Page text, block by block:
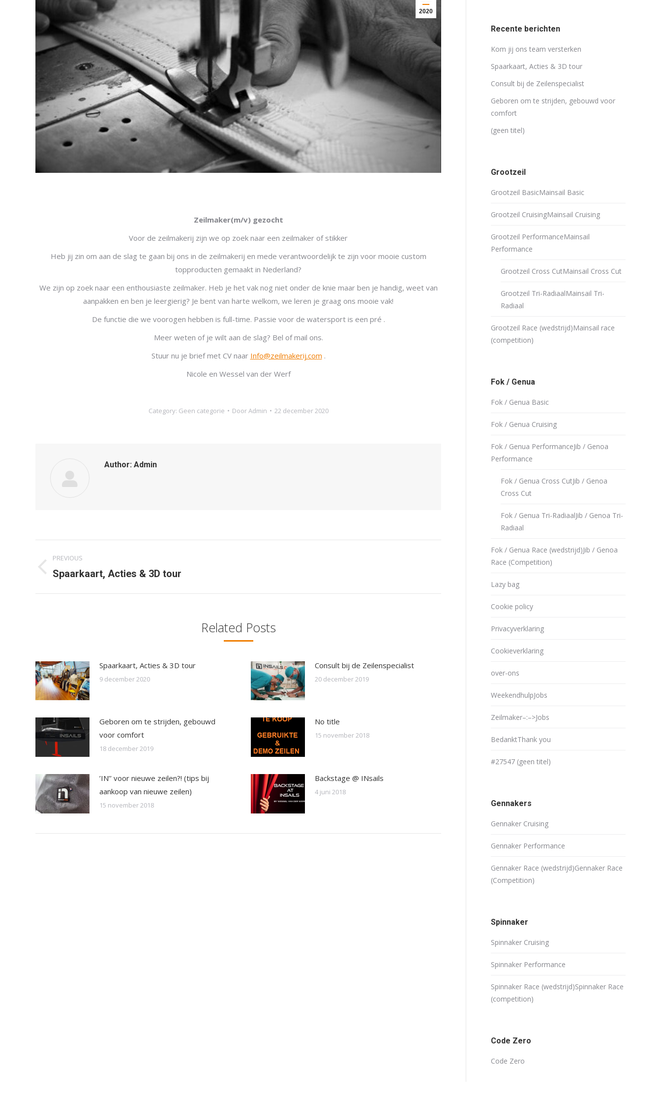
2020
Zeilmaker(m/v) gezocht
Voor de zeilmakerij zijn we op zoek naar een zeilmaker of stikker
Heb jij zin om aan de slag te gaan bij ons in de zeilmakerij en mede verantwoordelijk te zijn voor mooie custom
topproducten gemaakt in Nederland?
We zijn op zoek naar een enthousiaste zeilmaker. Heb je het vak nog niet onder de knie maar ben je handig, weet van
aanpakken en ben je leergierig? Je bent van harte welkom, we leren je graag ons mooie vak!
De functie die we voorogen hebben is full-time. Passie voor de watersport is een pré .
Meer weten of je wilt aan de slag? Bel of mail ons.
Stuur nu je brief met CV naar Info@zeilmakerij.com .
Nicole en Wessel van der Werf
Category: Geen categorie DoorAdmin 22 december 2020
Author: Admin
Post
navigation
PREVIOUS
Previous
Spaarkaart, Acties & 3D tour
Related Posts
Spaarkaart, Acties & 3D tour
9 december 2020
Consult bij de Zeilenspecialist
20 december 2019
Geboren om te strijden, gebouwd
voor comfort
18 december 2019
No title
15 november 2018
’IN’’ voor nieuwe zeilen?! (tips bij
aankoop van nieuwe zeilen)
15 november 2018
Backstage @ INsails
4 juni 2018
Recente berichten
Kom jij ons team versterken
Spaarkaart, Acties & 3D tour
Consult bij de Zeilenspecialist
Geboren om te strijden, gebouwd voor
comfort
(geen titel)
Grootzeil
Grootzeil BasicMainsail Basic
Grootzeil CruisingMainsail Cruising
Grootzeil PerformanceMainsail
Performance
Grootzeil Cross CutMainsail Cross Cut
Grootzeil Tri-RadiaalMainsail Tri-
Radiaal
Grootzeil Race (wedstrijd)Mainsail race
(competition)
Fok / Genua
Fok / Genua Basic
Fok / Genua Cruising
Fok / Genua PerformanceJib / Genoa
Performance
Fok / Genua Cross CutJib / Genoa
Cross Cut
Fok / Genua Tri-RadiaalJib / Genoa Tri-
Radiaal
Fok / Genua Race (wedstrijd)Jib / Genoa
Race (Competition)
Lazy bag
Cookie policy
Privacyverklaring
Cookieverklaring
over-ons
WeekendhulpJobs
Zeilmaker–:–>Jobs
BedanktThank you
#27547 (geen titel)
Gennakers
Gennaker Cruising
Gennaker Performance
Gennaker Race (wedstrijd)Gennaker Race
(Competition)
Spinnaker
Spinnaker Cruising
Spinnaker Performance
Spinnaker Race (wedstrijd)Spinnaker Race
(competition)
Code Zero
Code Zero